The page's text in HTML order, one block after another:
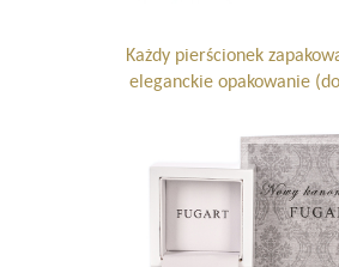
Każdy pierścionek
eleganckie opakowanie